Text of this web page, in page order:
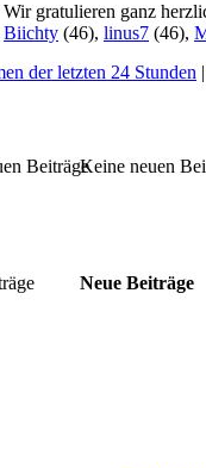
Wir gratulieren ganz
Biichty (46), linus7 (46),
der letzten 24 Stunden
Keine neuen
Neue Beiträge